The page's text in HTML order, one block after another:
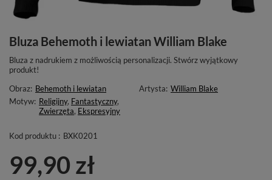
Bluza Behemoth i lewiatan William Blake
Bluza z nadrukiem z możliwością personalizacji. Stwórz wyjątkowy
produkt!
Obraz: Behemoth i lewiatan Artysta: William Blake
Motyw: Religijny, Fantastyczny,
Zwierzęta, Ekspresyjny
Kod produktu : BXK0201
99,90 zł